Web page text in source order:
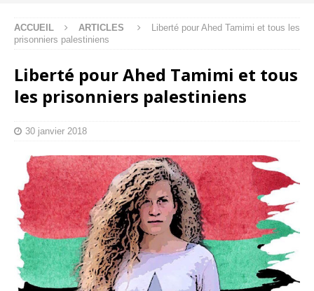
ACCUEIL ARTICLES
Liberté pour Ahed Tamimi et tous les
prisonniers palestiniens
Liberté pour Ahed Tamimi et tous
les prisonniers palestiniens
30 janvier 2018